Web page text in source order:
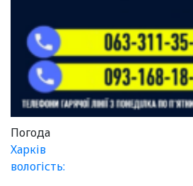
Погода
Харків
вологість: